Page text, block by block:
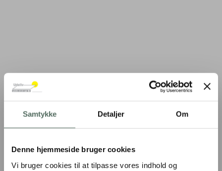
Samtykke Detaljer Om
Denne hjemmeside bruger cookies
Vi bruger cookies til at tilpasse vores indhold og